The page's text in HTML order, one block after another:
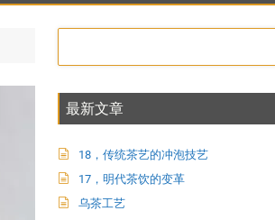
最新文章
18，传统茶艺的冲泡技艺
17，明代茶饮的变革
乌茶工艺